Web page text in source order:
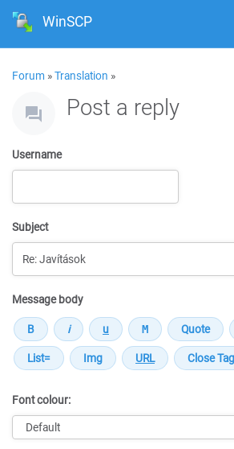
WinSCP
Forum »Translation »
Post a reply
Username
Subject
Message body
Font colour: